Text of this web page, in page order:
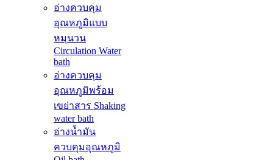
อ่างควบคุม
อุณหภูมิแบบ
หมุนวน
Circulation Water
bath
อ่างควบคุม
อุณหภูมิพร้อม
เขย่าสาร Shaking
water bath
อ่างน้ำมัน
ควบคุมอุณหภูมิ